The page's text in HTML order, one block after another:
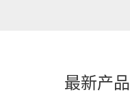
最新产品